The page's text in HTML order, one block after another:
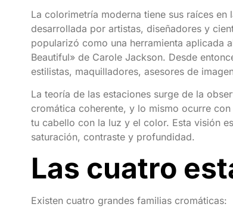
La colorimetría moderna tiene sus raíces
desarrollada por artistas, diseñadores y
popularizó como una herramienta aplicada
Beautiful» de Carole Jackson. Desde
estilistas, maquilladores, asesores de
La teoría de las estaciones surge de la
cromática coherente, y lo mismo ocurre
tu cabello con la luz y el color. Esta visión
saturación, contraste y profundidad.
Las cuatro
Existen cuatro grandes familias cromáticas: